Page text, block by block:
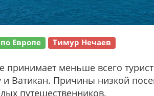
Европе Тимур Нечаев
принимает меньше всего
и Ватикан. Причины низкой
путешественников.